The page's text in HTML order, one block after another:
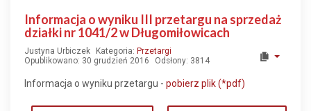
Informacja o wyniku III przetargu na sprzedaż
działki nr 1041/2 w Długomiłowicach
Justyna Urbiczek Kategoria: Przetargi
Opublikowano: 30 grudzień 2016
Odsłony: 3814
Informacja o wyniku przetargu - pobierz plik (*pdf)